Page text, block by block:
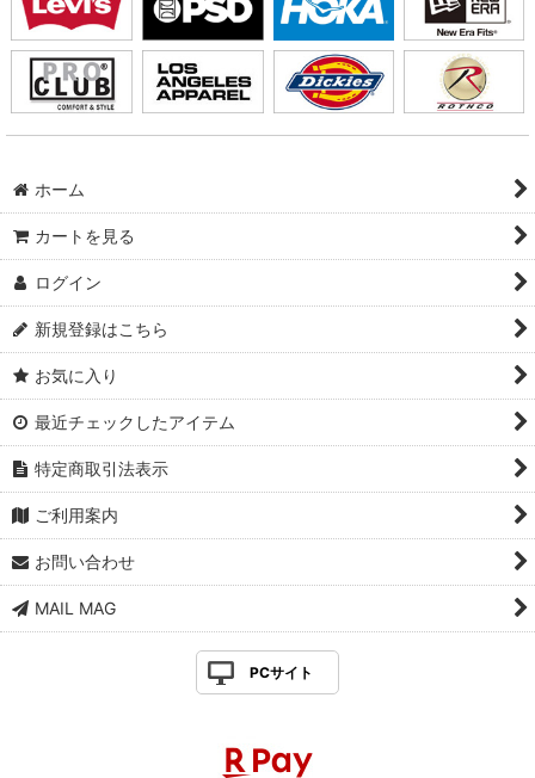
ホーム
カートを見る
ログイン
新規登録はこちら
お気に入り
最近チェックしたアイテム
特定商取引法表示
ご利用案内
お問い合わせ
MAIL MAG
PCサイト